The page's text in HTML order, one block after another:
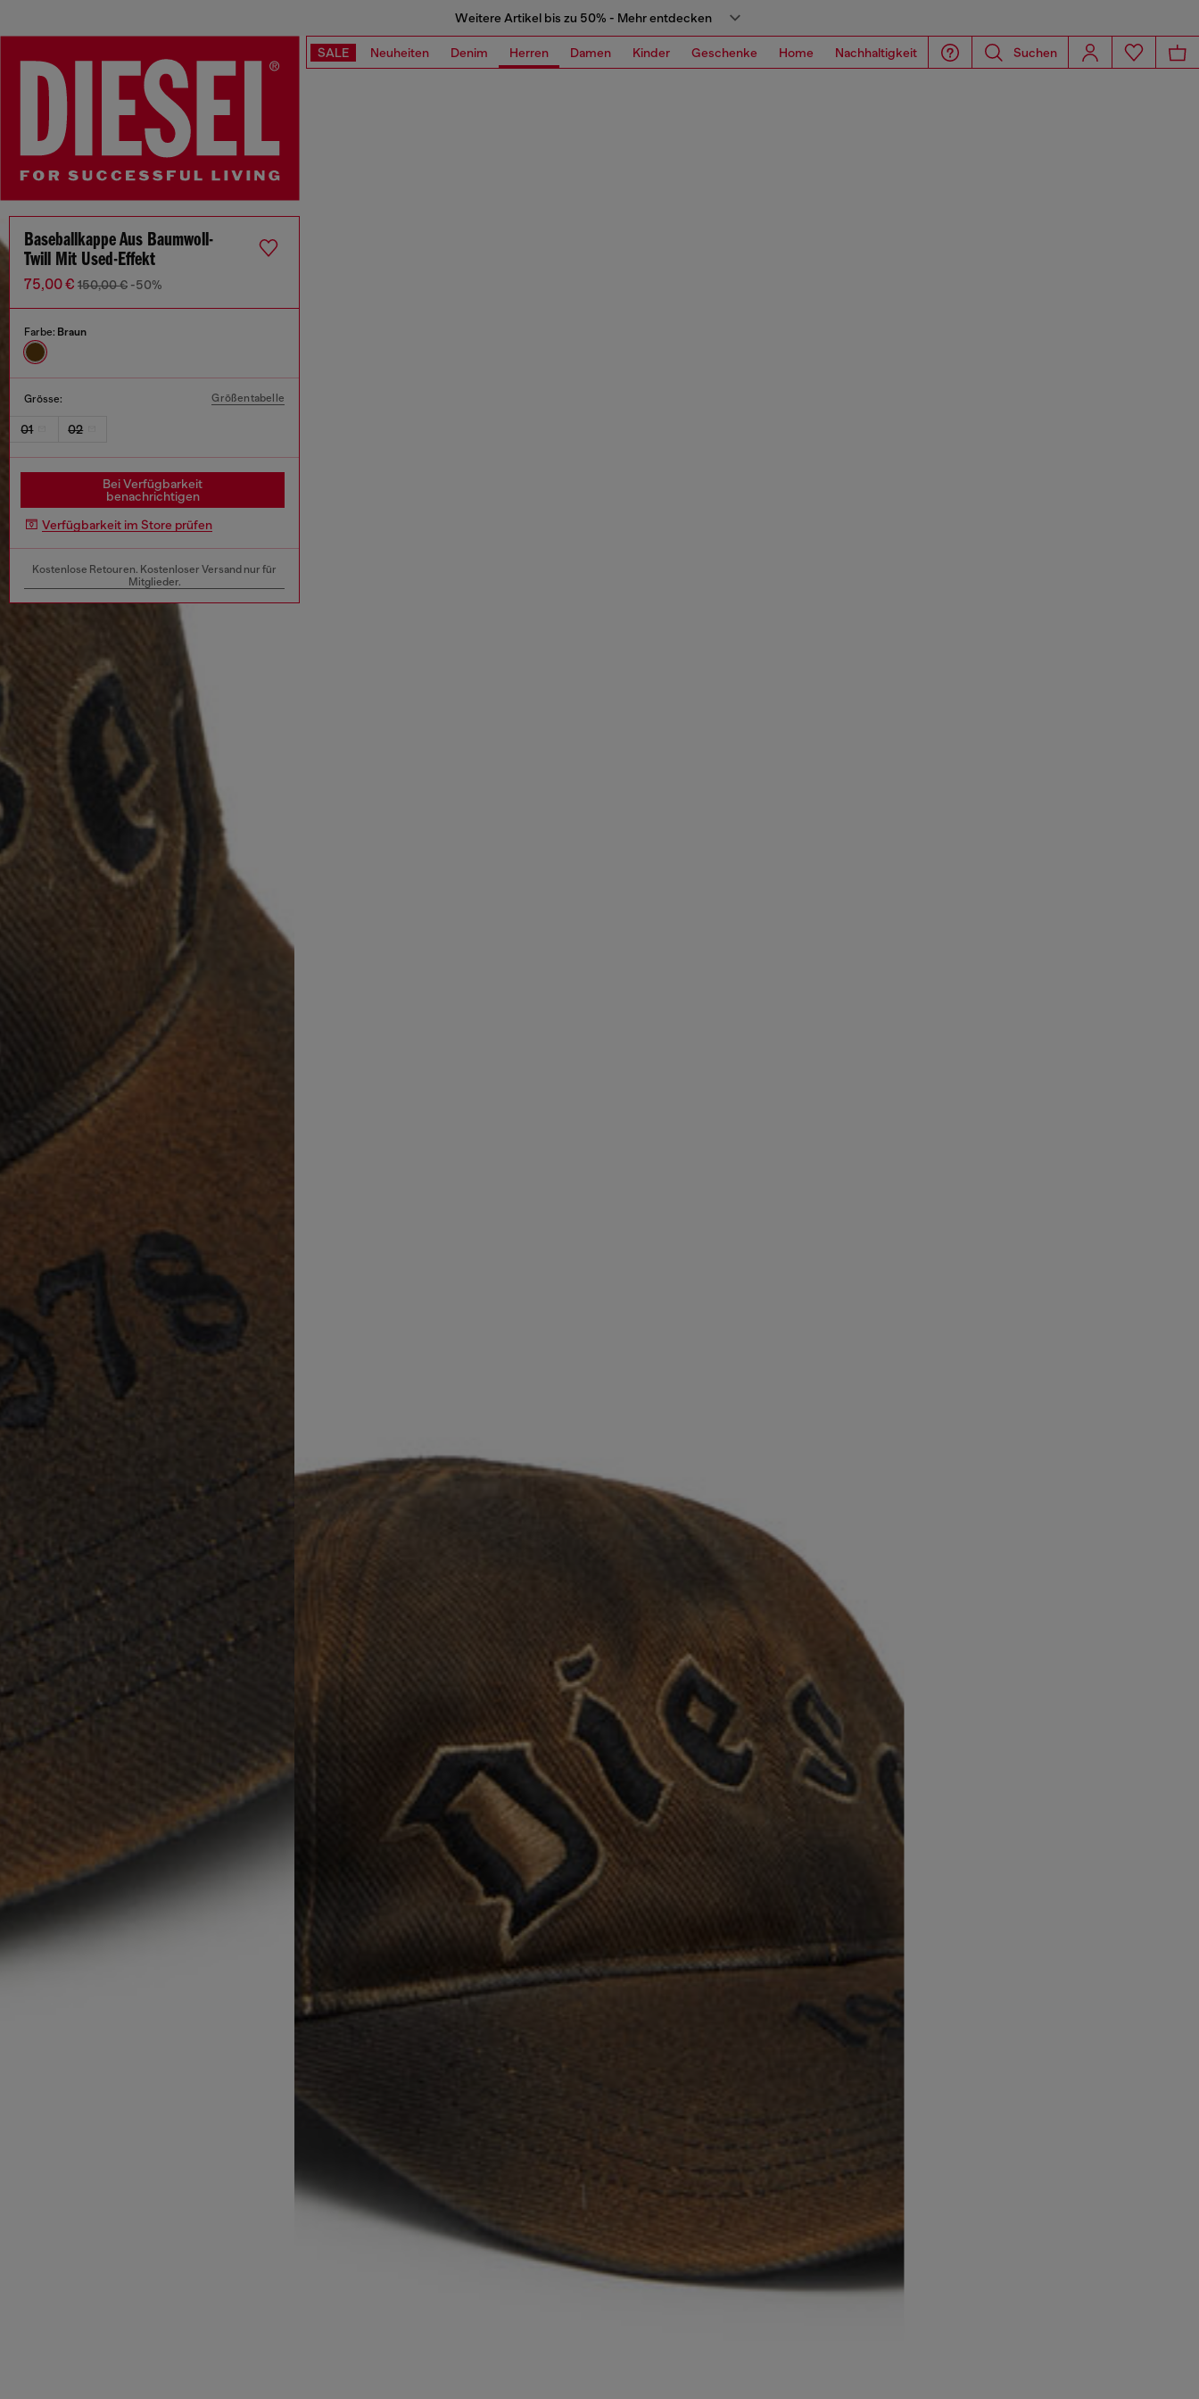
Weitere Artikel bis zu 50% - Mehr entdecken
SALE Neuheiten Denim Herren Damen Kinder Geschenke Home Nachhaltigkeit Suchen
Baseballkappe Aus Baumwoll-
Twill Mit Used-Effekt
75,00 € 150,00 € -50%
Farbe: Braun
Grösse: Größentabelle
01 02
Bei Verfügbarkeit
benachrichtigen
Verfügbarkeit im Store prüfen
Kostenlose Retouren. Kostenloser Versand nur für
Mitglieder.